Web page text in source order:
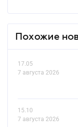
Похожие
17.05
7 августа 2026
15.10
7 августа 2026